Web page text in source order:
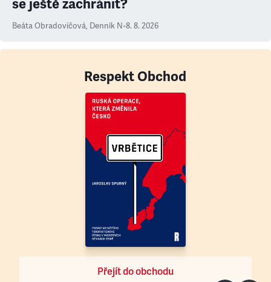
se ještě zachránit?
Beáta Obradovičová, Denník N•8. 8. 2026
Respekt Obchod
Přejít do obchodu